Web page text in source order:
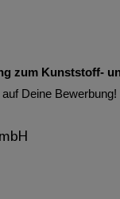
zum Kunststoff-
Deine Bewerbung!